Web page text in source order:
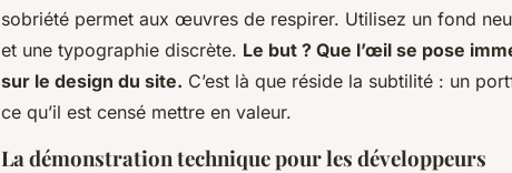
sobriété permet aux œuvres de respirer. Utilisez un fond
et une typographie discrète. Le but ? Que l’œil se pose
sur le design du site. C’est là que réside la subtilité : un
ce qu’il est censé mettre en valeur.
La démonstration technique pour les développeurs